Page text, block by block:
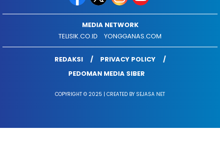
MEDIA NETWORK
TELISIK.CO.ID
YONGGANAS.COM
REDAKSI
PRIVACY POLICY
PEDOMAN MEDIA SIBER
COPYRIGHT © 2025 | CREATED BY SEJASA NET